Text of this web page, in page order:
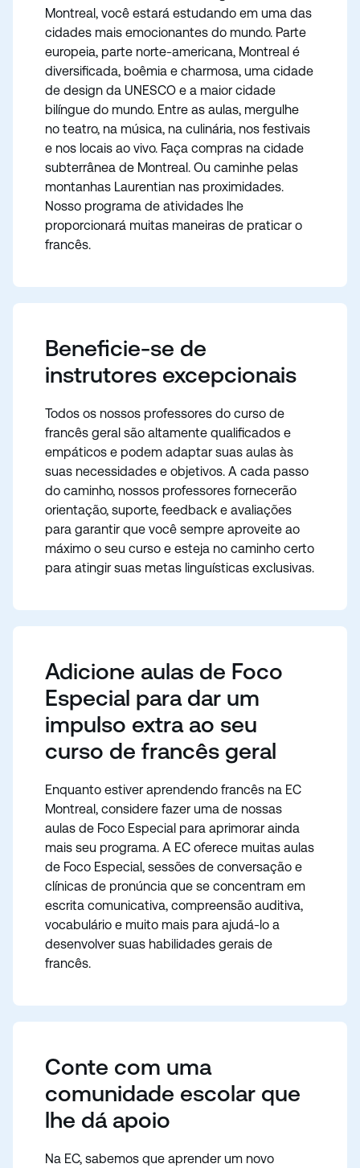
Montreal, você estará estudando em uma das
cidades mais emocionantes do mundo. Parte
europeia, parte norte-americana, Montreal é
diversificada, boêmia e charmosa, uma cidade
de design da UNESCO e a maior cidade
bilíngue do mundo. Entre as aulas, mergulhe
no teatro, na música, na culinária, nos festivais
e nos locais ao vivo. Faça compras na cidade
subterrânea de Montreal. Ou caminhe pelas
montanhas Laurentian nas proximidades.
Nosso programa de atividades lhe
proporcionará muitas maneiras de praticar o
francês.
Beneficie-se de
instrutores excepcionais
Todos os nossos professores do curso de
francês geral são altamente qualificados e
empáticos e podem adaptar suas aulas às
suas necessidades e objetivos. A cada passo
do caminho, nossos professores fornecerão
orientação, suporte, feedback e avaliações
para garantir que você sempre aproveite ao
máximo o seu curso e esteja no caminho certo
para atingir suas metas linguísticas exclusivas.
Adicione aulas de Foco
Especial para dar um
impulso extra ao seu
curso de francês geral
Enquanto estiver aprendendo francês na EC
Montreal, considere fazer uma de nossas
aulas de Foco Especial para aprimorar ainda
mais seu programa. A EC oferece muitas aulas
de Foco Especial, sessões de conversação e
clínicas de pronúncia que se concentram em
escrita comunicativa, compreensão auditiva,
vocabulário e muito mais para ajudá-lo a
desenvolver suas habilidades gerais de
francês.
Conte com uma
comunidade escolar que
lhe dá apoio
Na EC, sabemos que aprender um novo